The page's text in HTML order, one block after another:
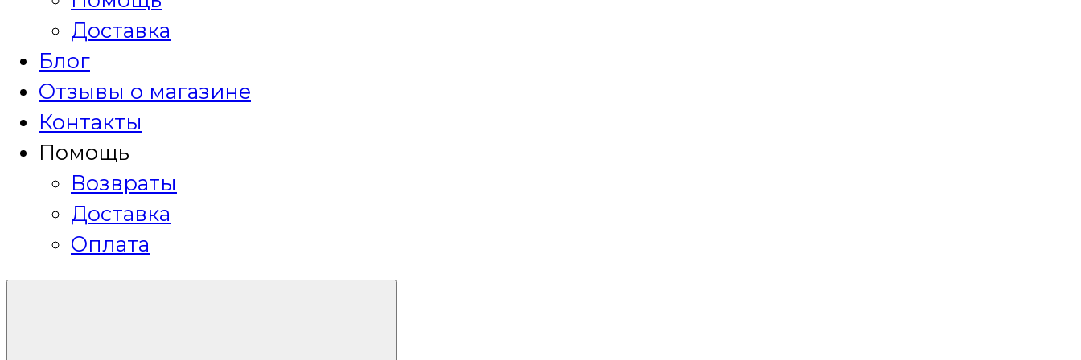
Доставка
Блог
Отзывы о магазине
Контакты
Помощь
Возвраты
Доставка
Оплата